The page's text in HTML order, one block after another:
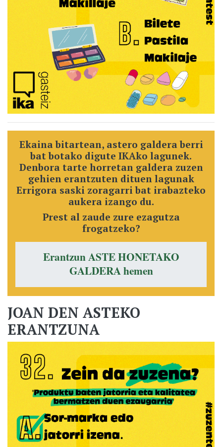
Ekaina bitartean, astero galdera berri
bat botako digute IKAko lagunek.
Denbora tarte horretan galdera zuzen
gehien erantzuten dituen lagunak
Errigora saski zoragarri bat irabazteko
aukera izango du.
Prest al zaude zure ezagutza
frogatzeko?
Erantzun ASTE HONETAKO
GALDERA hemen
JOAN DEN ASTEKO
ERANTZUNA